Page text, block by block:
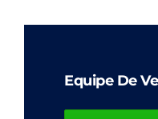
Equipe De